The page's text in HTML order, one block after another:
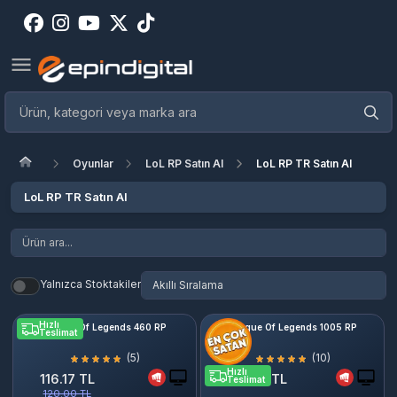
Oyunlar LoL RP Satın Al LoL RP TR Satın Al
LoL RP TR Satın Al
Yalnızca Stoktakiler
Hızlı
Teslimat
League Of Legends 460 RP
(5)
116.17 TL
120.00 TL
Hızlı
Teslimat
League Of Legends 1005 RP
(10)
252.00 TL